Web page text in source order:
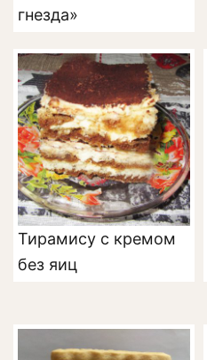
гнезда»
Тирамису с кремом
без яиц